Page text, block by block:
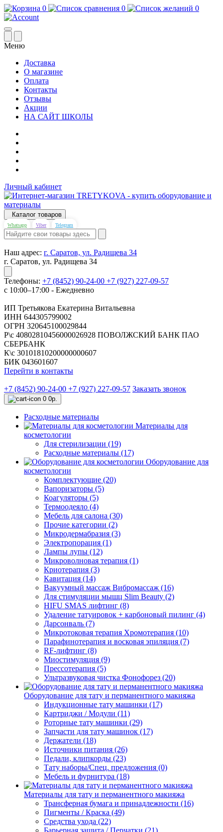
0 0 0
Меню
Доставка
О магазине
Оплата
Контакты
Отзывы
Акции
НА САЙТ ШКОЛЫ
Личный кабинет
Каталог товаров
Whatsapp Viber Telegram
Наш адрес: г. Саратов, ул. Радищева 34
г. Саратов, ул. Радищева 34
Телефоны: +7 (8452) 90-24-00 +7 (927) 227-09-57
с 10:00–17:00 - Ежедневно
ИП Третьякова Екатерина Витальевна
ИНН 644305799002
ОГРН 320645100029844
Р\с 40802810456000026928 ПОВОЛЖСКИЙ БАНК ПАО
СБЕРБАНК
К\с 30101810200000000607
БИК 043601607
Перейти в контакты
+7 (8452) 90-24-00 +7 (927) 227-09-57 Заказать звонок
0 0р.
Расходные материалы
Материалы для
косметологии
Для стерилизации (19)
Расходные материалы (17)
Оборудование для
косметологии
Комплектующие (20)
Вапоризаторы (5)
Коагуляторы (5)
Термоодеяло (4)
Мебель для салона (30)
Прочие категории (2)
Микродермабразия (3)
Электропорация (1)
Лампы лупы (12)
Микроволновая терапия (1)
Криотерапия (3)
Кавитация (14)
Вакуумный массаж Вибромассаж (16)
Для стимуляции мышц Slim Beauty (2)
HIFU SMAS лифтинг (8)
Удаление татуировок + карбоновый пилинг (4)
Дарсонваль (7)
Микротоковая терапия Хромотерапия (10)
Парафинотерапия и восковая эпиляция (7)
RF-лифтинг (8)
Миостимуляция (9)
Прессотерапия (5)
Ультразвуковая чистка Фонофорез (20)
Оборудование для тату и перманентного макияжа
Индукционные тату машинки (17)
Картриджи / Модули (11)
Роторные тату машинки (29)
Запчасти для тату машинок (17)
Держатели (18)
Источники питания (26)
Педали, клипкорды (23)
Тату наборы/Спец. предложения (0)
Мебель и фурнитура (18)
Материалы для тату и перманентного макияжа
Трансферная бумага и принадлежности (16)
Пигменты / Краска (49)
Средства ухода (22)
Барьерная защита / Перчатки (21)